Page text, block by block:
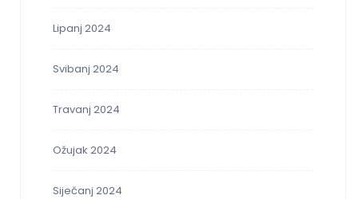
Lipanj 2024
Svibanj 2024
Travanj 2024
Ožujak 2024
Siječanj 2024